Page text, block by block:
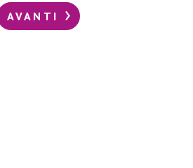
AVANTI